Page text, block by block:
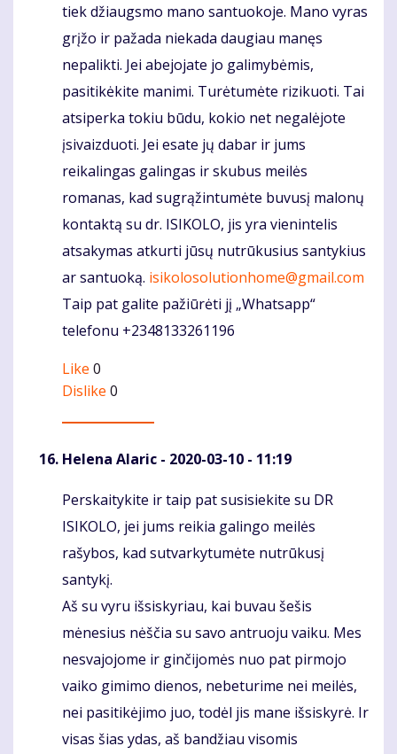
tiek džiaugsmo mano santuokoje. Mano vyras
grįžo ir pažada niekada daugiau manęs
nepalikti. Jei abejojate jo galimybėmis,
pasitikėkite manimi. Turėtumėte rizikuoti. Tai
atsiperka tokiu būdu, kokio net negalėjote
įsivaizduoti. Jei esate jų dabar ir jums
reikalingas galingas ir skubus meilės
romanas, kad sugrąžintumėte buvusį malonų
kontaktą su dr. ISIKOLO, jis yra vienintelis
atsakymas atkurti jūsų nutrūkusius santykius
ar santuoką. isikolosolutionhome@gmail.com
Taip pat galite pažiūrėti jį „Whatsapp“
telefonu +2348133261196
Like 0
Dislike 0
Helena Alaric - 2020-03-10 - 11:19
Komentaras
Perskaitykite ir taip pat susisiekite su DR
ISIKOLO, jei jums reikia galingo meilės
rašybos, kad sutvarkytumėte nutrūkusį
santykį.
Aš su vyru išsiskyriau, kai buvau šešis
mėnesius nėščia su savo antruoju vaiku. Mes
nesvajojome ir ginčijomės nuo pat pirmojo
vaiko gimimo dienos, nebeturime nei meilės,
nei pasitikėjimo juo, todėl jis mane išsiskyrė. Ir
visas šias ydas, aš bandžiau visomis